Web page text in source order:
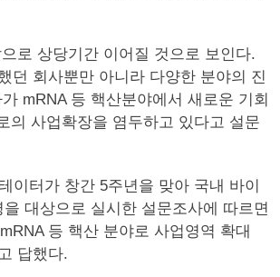
로 상당기간 이어질 것으로 보인다.
던 회사뿐만 아니라 다양한 분야의 진
mRNA 등 핵산분야에서 새로운 기회
의 사업확장을 염두하고 있다고 설문
이터가 창간 5주년을 맞아 국내 바이
을 대상으로 실시한 설문조사에 따르면
등 핵산 분야로 사업영역 확대
답했다.